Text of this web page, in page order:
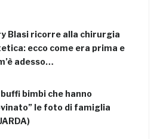
Blasi ricorre alla chirurgia
ecco come era prima e
adesso…
bimbi che hanno
le foto di famiglia